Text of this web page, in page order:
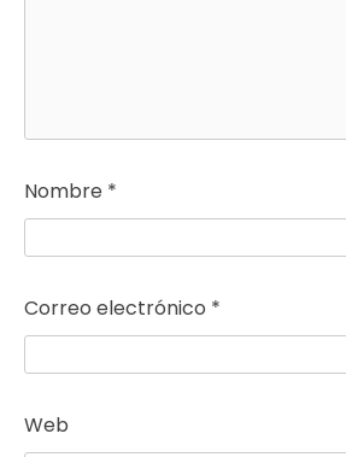
Nombre *
Correo electrónico *
Web